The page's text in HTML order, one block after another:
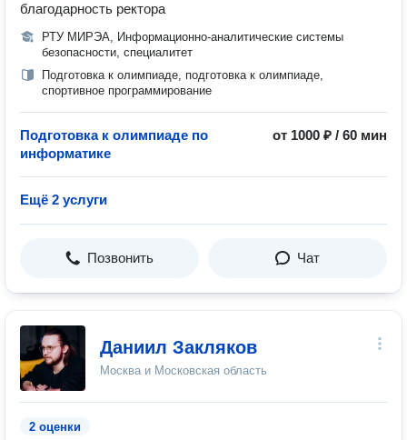
благодарность ректора
РТУ МИРЭА, Информационно-аналитические системы
безопасности, специалитет
Подготовка к олимпиаде, подготовка к олимпиаде,
спортивное программирование
Подготовка к олимпиаде по
информатике
от 1000 ₽ / 60 мин
Ещё 2 услуги
Позвонить Чат
Даниил Закляков
Москва и Московская область
2 оценки